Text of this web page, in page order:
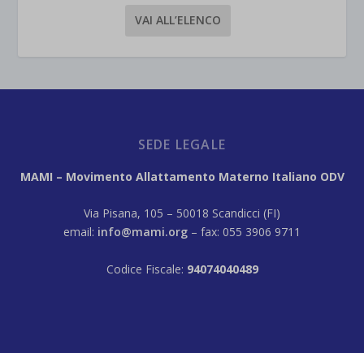
VAI ALL’ELENCO
SEDE LEGALE
MAMI – Movimento Allattamento Materno Italiano ODV
Via Pisana, 105 – 50018 Scandicci (FI)
email: info@mami.org – fax: 055 3906 9711
Codice Fiscale: 94074040489